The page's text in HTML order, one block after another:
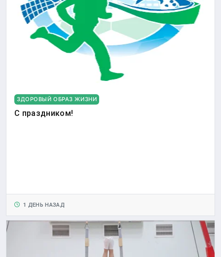
ЗДОРОВЫЙ ОБРАЗ ЖИЗНИ
С праздником!
1 ДЕНЬ НАЗАД